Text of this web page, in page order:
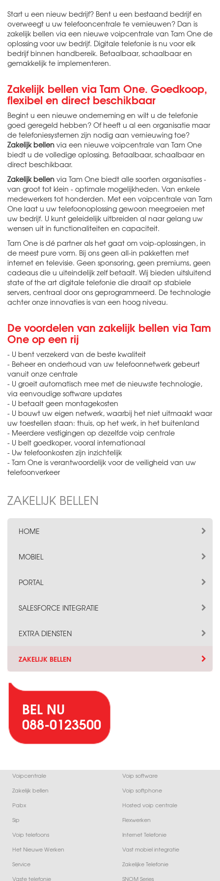
Start u een nieuw bedrijf? Bent u een bestaand bedrijf en
overweegt u uw telefooncentrale te vernieuwen? Dan is
zakelijk bellen via een nieuwe voipcentrale van Tam One de
oplossing voor uw bedrijf. Digitale telefonie is nu voor elk
bedrijf binnen handbereik. Betaalbaar, schaalbaar en
gemakkelijk te implementeren.
Zakelijk bellen via Tam One. Goedkoop,
flexibel en direct beschikbaar
Begint u een nieuwe onderneming en wilt u de telefonie
goed geregeld hebben? Of heeft u al een organisatie maar
de telefoniesystemen zijn nodig aan vernieuwing toe?
Zakelijk bellen via een nieuwe voipcentrale van Tam One
biedt u de volledige oplossing. Betaalbaar, schaalbaar en
direct beschikbaar.
Zakelijk bellen via Tam One biedt alle soorten organisaties -
van groot tot klein - optimale mogelijkheden. Van enkele
medewerkers tot honderden. Met een voipcentrale van Tam
One laat u uw telefoonoplossing gewoon meegroeien met
uw bedrijf. U kunt geleidelijk uitbreiden al naar gelang uw
wensen uit in functionaliteiten en capaciteit.
Tam One is dé partner als het gaat om voip-oplossingen, in
de meest pure vorm. Bij ons geen all-in pakketten met
internet en televisie. Geen sponsoring, geen premiums, geen
cadeaus die u uiteindelijk zelf betaalt. Wij bieden uitsluitend
state of the art digitale telefonie die draait op stabiele
servers, centraal door ons geprogrammeerd. De technologie
achter onze innovaties is van een hoog niveau.
De voordelen van zakelijk bellen via Tam
One op een rij
- U bent verzekerd van de beste kwaliteit
- Beheer en onderhoud van uw telefoonnetwerk gebeurt
vanuit onze centrale
- U groeit automatisch mee met de nieuwste technologie,
via eenvoudige software updates
- U betaalt geen montagekosten
- U bouwt uw eigen netwerk, waarbij het niet uitmaakt waar
uw toestellen staan: thuis, op het werk, in het buitenland
- Meerdere vestigingen op dezelfde voip centrale
- U belt goedkoper, vooral internationaal
- Uw telefoonkosten zijn inzichtelijk
- Tam One is verantwoordelijk voor de veiligheid van uw
telefoonverkeer
ZAKELIJK BELLEN
HOME
MOBIEL
PORTAL
SALESFORCE INTEGRATIE
EXTRA DIENSTEN
ZAKELIJK BELLEN
BEL NU
088-0123500
Voipcentrale
Zakelijk bellen
Pabx
Sip
Voip software
Voip softphone
Hosted voip centrale
Flexwerken
Voip telefoons
Het Nieuwe Werken
Service
Vaste telefonie
Internet Telefonie
Vast mobiel integratie
Zakelijke Telefonie
SNOM Series